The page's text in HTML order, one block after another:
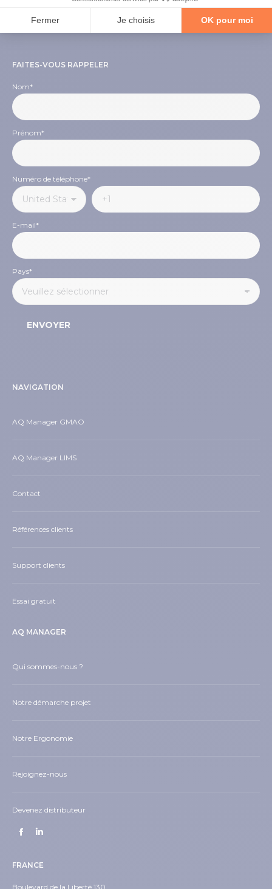
NAVIGATION
AQ Manager GMAO
AQ Manager LIMS
Contact
Références clients
Support clients
Essai gratuit
AQ MANAGER
Qui sommes-nous ?
Notre démarche projet
Notre Ergonomie
Rejoignez-nous
Devenez distributeur
Trouvez nous sur :
opens
in
opens
in
FRANCE
Boulevard de la Liberté 130
FAITES-VOUS RAPPELER
Nom*
Prénom*
Numéro de téléphone*
E-mail*
Pays*